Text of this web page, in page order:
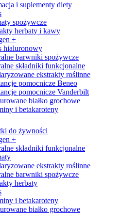
i suplementy diety
spożywcze
herbaty i kawy
+
hialuronowy
barwniki spożywcze
składniki funkcjonalne
ekstrakty roślinne
pomocnicze Beneo
pomocnicze Vanderbilt
białko grochowe
i betakaroteny
do żywności
+
składniki funkcjonalne
ekstrakty roślinne
barwniki spożywcze
herbaty
i betakaroteny
białko grochowe